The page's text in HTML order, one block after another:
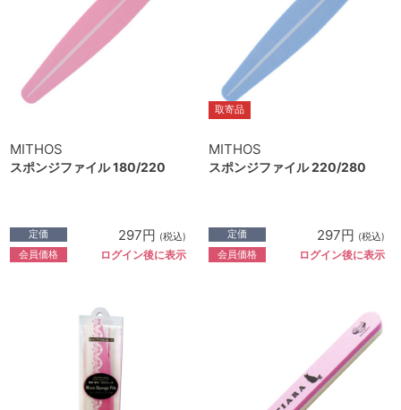
MITHOS
スポンジファイル 180/220
定価 297円 (税込)
会員価格 ログイン後に表示
取寄品
MITHOS
スポンジファイル 220/280
定価 297円 (税込)
会員価格 ログイン後に表示